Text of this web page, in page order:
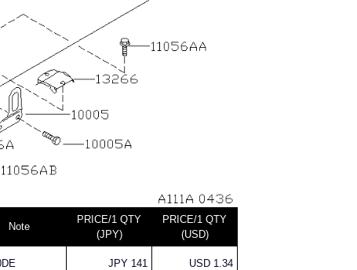
Note
PRICE/1 QTY
(JPY)
PRICE/1 QTY
(USD)
JPY 141 USD 1.34